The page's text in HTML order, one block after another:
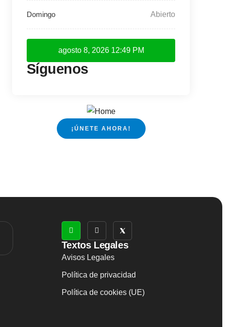
Abierto
agosto 8, 2026 12:49 PM
Síguenos
¡ÚNETE AHORA!
Textos Legales
Avisos Legales
Política de privacidad
Política de cookies (UE)